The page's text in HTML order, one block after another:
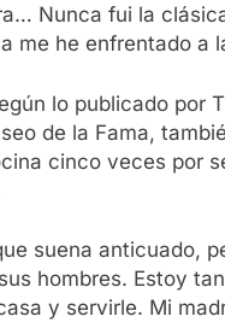
Nunca fui la
me he enfrentado a
lo publicado por
de la Fama,
cinco veces por
suena anticuado,
hombres. Estoy
y servirle. Mi